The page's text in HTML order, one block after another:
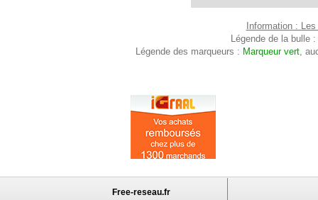
Information :
Légende de la bulle :
Légende des marqueurs : Marqueur vert,
Free-reseau.fr